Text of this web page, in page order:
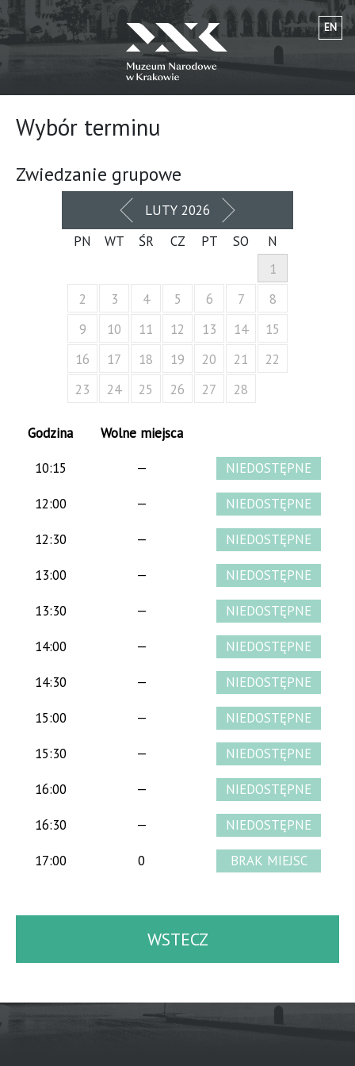
EN
Wybór terminu
Zwiedzanie grupowe
POPRZEDNI
MIESIĄC
LUTY 2026
NASTĘPNY
MIESIĄC
PN WT ŚR CZ PT SO
N
1
2
3 4 5 6 7
8
9
10 11 12 13 14
15
16
17 18 19 20 21
22
23
24 25 26 27 28
Godzina
Wolne miejsca
10:15
—
12:00 —
12:30 —
13:00 —
13:30 —
14:00 —
14:30 —
15:00 —
15:30 —
16:00 —
16:30 —
17:00 0
WSTECZ